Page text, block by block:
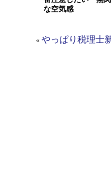
な空気感
« やっぱり税理士